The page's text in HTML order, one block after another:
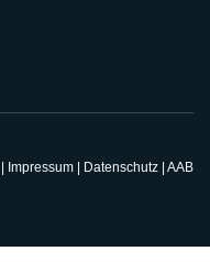
Impressum| Datenschutz| AAB